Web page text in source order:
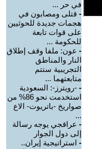
في حر ...
- قتلى ومصابون في
هجمات جديدة للحوثيين
على قوات تابعة
للحكومة ...
- عون: ملفا وقف إطلاق
النار والمناطق
التجريبية ستتم
متابعتهما ...
- -رويترز-: السعودية
استخدمت نحو 86% من
صواريخ -باتريوت- الاع
...
- عراقجي يوجه رسالة
إلى دول الجوار
- استراتيجية إيران..